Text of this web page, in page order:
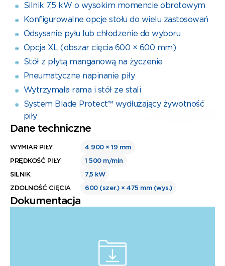
Silnik 7,5 kW o wysokim momencie obrotowym
Konfigurowalne opcje stołu do wielu zastosowań
Odsysanie pyłu lub chłodzenie do wyboru
Opcja XL (obszar cięcia 600 × 600 mm)
Stół z płytą manganową na życzenie
Pneumatyczne napinanie piły
Wytrzymała rama i stół ze stali
System Blade Protect™ wydłużający żywotność
piły
Dane techniczne
WYMIAR PIŁY
4 900 × 19 mm
PRĘDKOŚĆ PIŁY
1 500 m/min
SILNIK
7,5 kW
ZDOLNOŚĆ CIĘCIA
600 (szer.) × 475 mm (wys.)
Dokumentacja